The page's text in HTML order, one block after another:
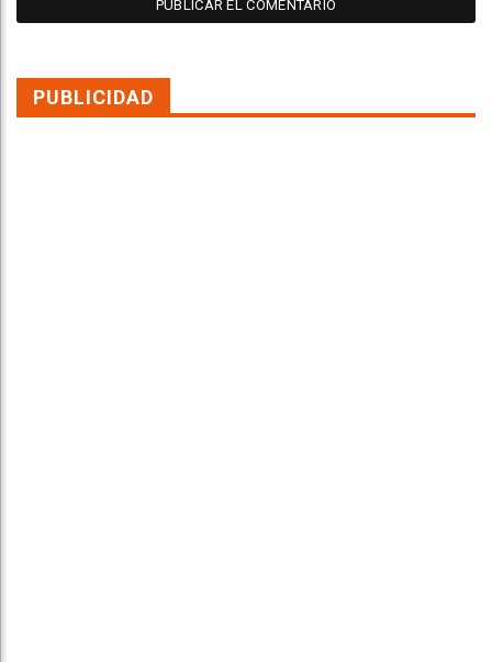
PUBLICIDAD